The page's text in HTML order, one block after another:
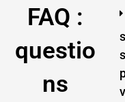
FAQ :
questio
ns